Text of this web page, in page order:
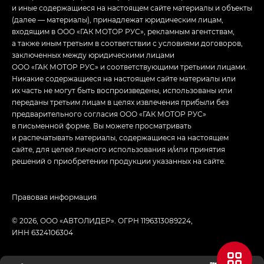
и иные содержащиеся на настоящем сайте материалы и объекты
(далее — материалы), принадлежат юридическим лицам,
входящим в ООО «ГАК МОТОР РУС», рекламным агентствам,
а также иным третьим в соответствии с условиями договоров,
заключенных между юридическими лицами
ООО «ГАК МОТОР РУС» и соответствующими третьими лицами.
Никакие содержащиеся на настоящем сайте материалы или
их часть не могут быть воспроизведены, использованы или
переданы третьим лицам в целях извлечения прибыли без
предварительного согласия ООО «ГАК МОТОР РУС»
в письменной форме. Вы можете просматривать
и распечатывать материалы, содержащиеся на настоящем
сайте, для целей личного использования и/или принятия
решений о приобретении продукции указанных на сайте.
© 2026, ООО «АВТОЛИДЕР». ОГРН 1196313089224,
ИНН 6324106304
Правовая информация